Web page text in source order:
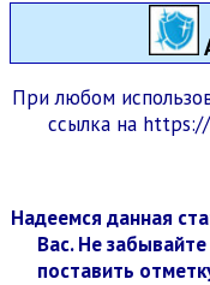
При любом
ссылка на
Надеемся данная
Вас. Не
поставить